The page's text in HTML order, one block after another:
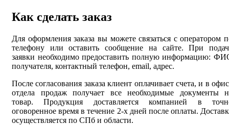
Как сделать заказ
Для оформления заказа вы можете связаться с оператором
телефону или оставить сообщение на сайте. При
заявки необходимо предоставить полную информацию:
получателя, контактный телефон, email, адрес.
После согласования заказа клиент оплачивает счета, и в
отдела продаж получает все необходимые документы
товар. Продукция доставляется компанией в
оговоренное время в течение 2-х дней после оплаты.
осуществляется по СПб и области.